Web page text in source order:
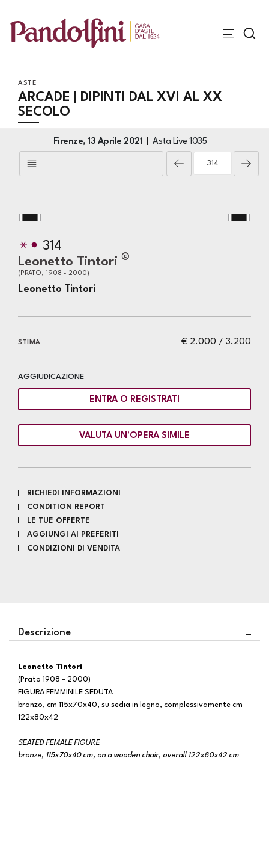
ASTE
ARCADE | DIPINTI DAL XVI AL XX
SECOLO
Firenze,13 Aprile 2021 Asta Live1035
314
Leonetto Tintori ©
(PRATO, 1908 - 2000)
Leonetto Tintori
€ 2.000 / 3.200
STIMA
AGGIUDICAZIONE
ENTRA O REGISTRATI
VALUTA UN'OPERA SIMILE
RICHIEDI INFORMAZIONI
CONDITION REPORT
LE TUE OFFERTE
AGGIUNGI AI PREFERITI
CONDIZIONI DI VENDITA
Descrizione
Leonetto Tintori
(Prato 1908 - 2000)
FIGURA FEMMINILE SEDUTA
bronzo, cm 115x70x40, su sedia in legno, complessivamente cm
122x80x42
SEATED FEMALE FIGURE
bronze, 115x70x40 cm, on a wooden chair, overall 122x80x42 cm